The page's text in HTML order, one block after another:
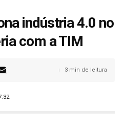
indústria 4.0 no
com a TIM
3 min de leitura